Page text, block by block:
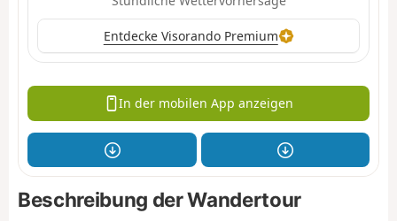
Entdecke Visorando Premium
In der mobilen App anzeigen
Beschreibung der Wandertour